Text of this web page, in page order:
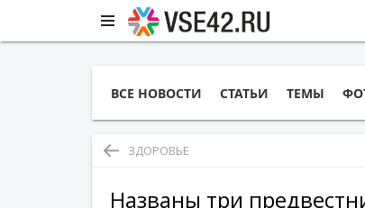
ВСЕ НОВОСТИ СТАТЬИ ТЕМЫ
ЗДОРОВЬЕ
Названы три